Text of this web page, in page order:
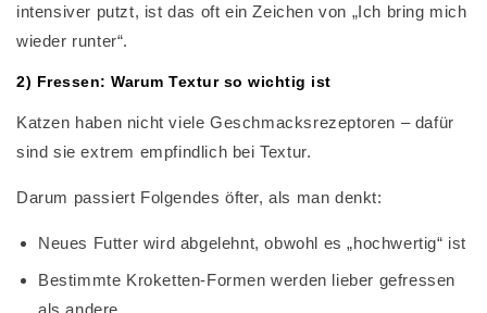
intensiver putzt, ist das oft ein Zeichen von „Ich bring mich
wieder runter“.
2) Fressen: Warum Textur so wichtig ist
Katzen haben nicht viele Geschmacksrezeptoren – dafür
sind sie extrem empfindlich bei Textur.
Darum passiert Folgendes öfter, als man denkt:
Neues Futter wird abgelehnt, obwohl es „hochwertig“ ist
Bestimmte Kroketten-Formen werden lieber gefressen
als andere